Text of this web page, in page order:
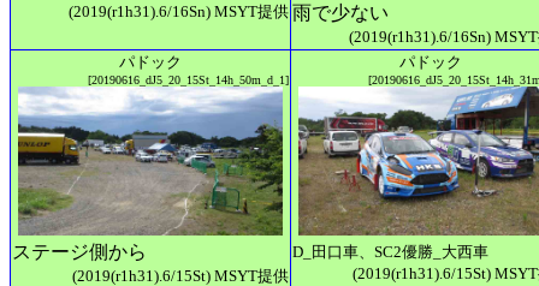
(2019(r1h31).6/16Sn) MSYT提供 雨で少ない
(2019(r1h31).6/16Sn)
パドック
[20190616_dJ5_20_15St_14h_50m_d_1]
ステージ側から
(2019(r1h31).6/15St) MSYT提供
パドック
D_田口車、SC2優勝_大西車
(2019(r1h31).6/15St)